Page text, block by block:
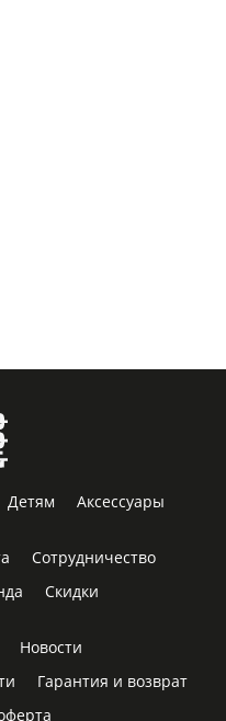
Детям Аксессуары
Сотрудничество
Скидки
Новости
Гарантия и возврат